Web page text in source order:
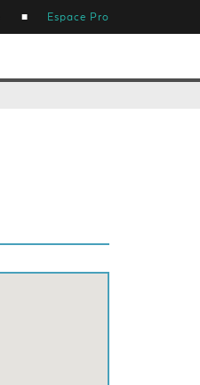
Espace Pro